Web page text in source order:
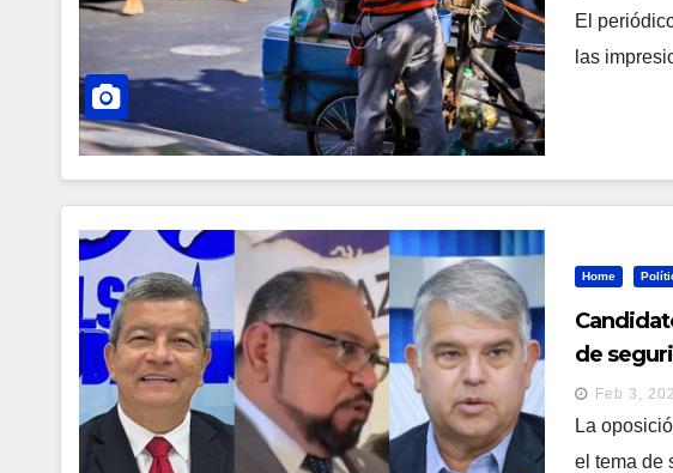
El
las
Home
de
gobierno
Feb 3,
La
el tema de